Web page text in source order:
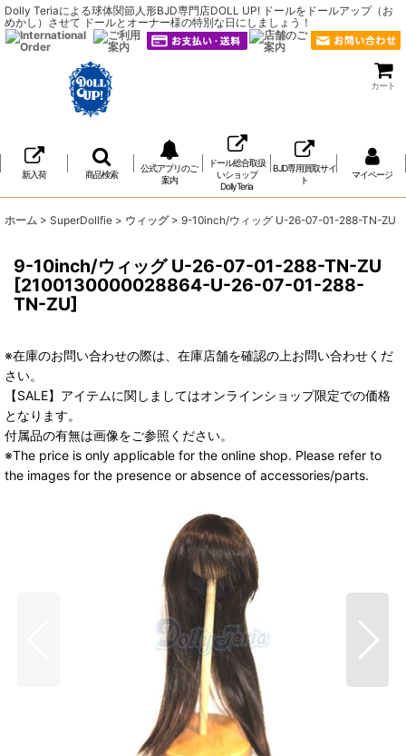
Dolly Teriaによる球体関節人形BJD専門店DOLL UP! ドールをドールアップ（お
めかし）させて ドールとオーナー様の特別な日にしましょう！
カート
新入荷 商品検索
公式アプリのご
案内
ドール総合取扱
いショップ
DollyTeria
BJD専用買取サイ
ト
マイページ
ホーム > SuperDollfie > ウィッグ > 9-10inch/ウィッグ U-26-07-01-288-TN-ZU
9-10inch/ウィッグ U-26-07-01-288-TN-ZU
[2100130000028864-U-26-07-01-288-
TN-ZU]
※在庫のお問い合わせの際は、在庫店舗を確認の上お問い合わせくだ
さい。
【SALE】アイテムに関しましてはオンラインショップ限定での価格
となります。
付属品の有無は画像をご参照ください。
※The price is only applicable for the online shop. Please refer to
the images for the presence or absence of accessories/parts.